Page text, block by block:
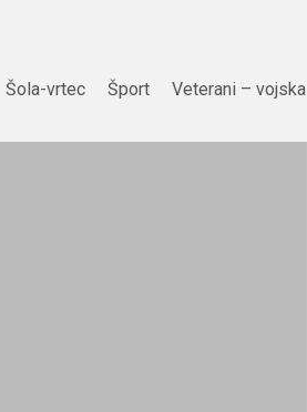
Šola-vrtec Šport Veterani – vojska